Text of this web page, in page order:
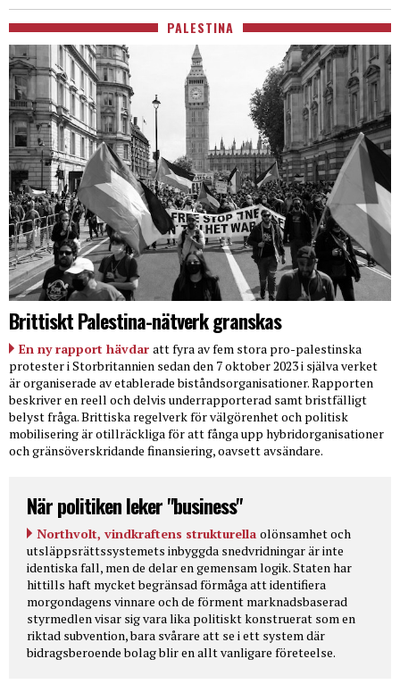
PALESTINA
Brittiskt Palestina-nätverk granskas
En ny rapport hävdar att fyra av fem stora pro-palestinska
protester i Storbritannien sedan den 7 oktober 2023 i själva verket
är organiserade av etablerade biståndsorganisationer. Rapporten
beskriver en reell och delvis underrapporterad samt bristfälligt
belyst fråga. Brittiska regelverk för välgörenhet och politisk
mobilisering är otillräckliga för att fånga upp hybridorganisationer
och gränsöverskridande finansiering, oavsett avsändare.
När politiken leker "business"
Northvolt, vindkraftens strukturella olönsamhet och
utsläppsrättssystemets inbyggda snedvridningar är inte
identiska fall, men de delar en gemensam logik. Staten har
hittills haft mycket begränsad förmåga att identifiera
morgondagens vinnare och de förment marknadsbaserad
styrmedlen visar sig vara lika politiskt konstruerat som en
riktad subvention, bara svårare att se i ett system där
bidragsberoende bolag blir en allt vanligare företeelse.